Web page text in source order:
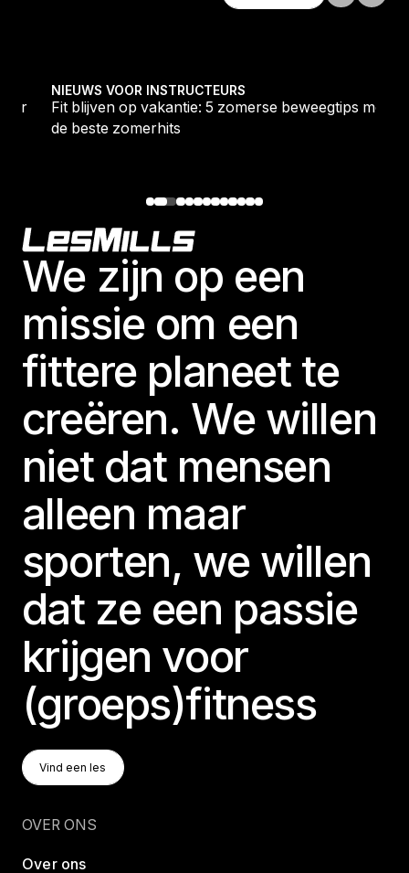
NIEUWS VOOR INSTRUCTEURS
Fit blijven op vakantie: 5 zomerse beweegtips met
de beste zomerhits
Footer
We zijn op een
missie om een
fittere planeet te
creëren. We willen
niet dat mensen
alleen maar
sporten, we willen
dat ze een passie
krijgen voor
(groeps)fitness
Vind Een Les
Vind een les
OVER ONS
Over ons